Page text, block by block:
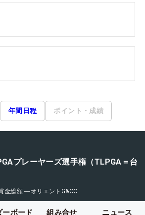
年間日程 ポイント・成績
プレーヤーズ選手権（TLPGA＝台
金総額 ―オリエントG&CC
ーボード 組み合せ ニュース